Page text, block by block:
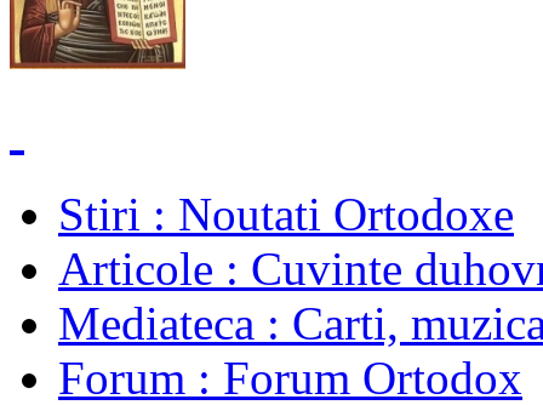
Stiri : Noutati Ortodoxe
Articole : Cuvinte
Mediateca : Carti,
Forum : Forum Ortodox